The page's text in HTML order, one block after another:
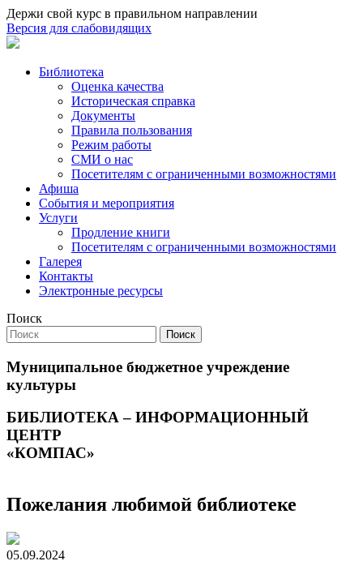
Держи свой курс в правильном направлении
Версия для слабовидящих
Библиотека
Оценка качества
Историческая справка
Документы
Правила пользования
Режим работы
СМИ о нас
Посетителям с ограниченными возможностями
Афиша
События и мероприятия
Услуги
Продление книги
Посетителям с ограниченными возможностями
Галерея
Контакты
Электронные ресурсы
Поиск
Поиск
Муниципальное бюджетное учреждение
культуры
БИБЛИОТЕКА – ИНФОРМАЦИОННЫЙ
ЦЕНТР
«КОМПАС»
Пожелания любимой библиотеке
05.09.2024